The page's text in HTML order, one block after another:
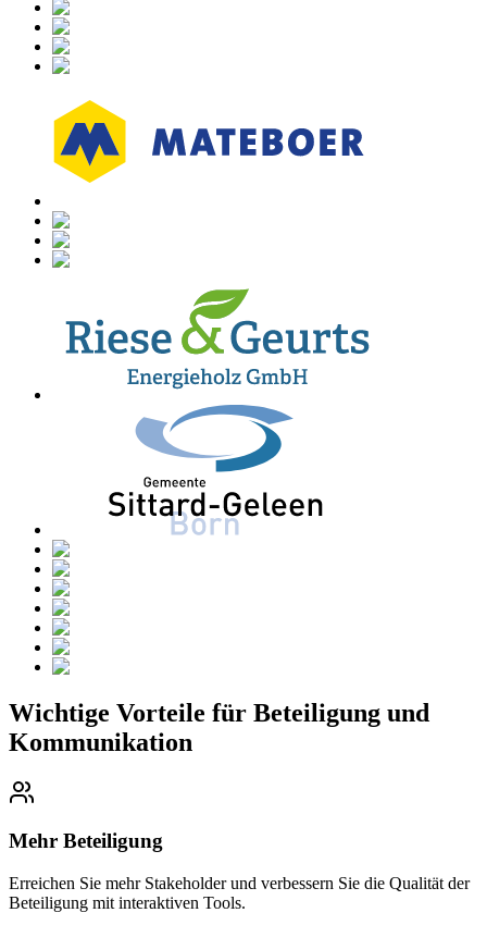
Wichtige Vorteile für Beteiligung und
Kommunikation
Mehr Beteiligung
Erreichen Sie mehr Stakeholder und verbessern Sie die Qualität der
Beteiligung mit interaktiven Tools.